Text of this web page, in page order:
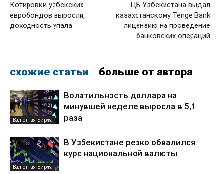
Котировки узбекских
евробондов выросли,
доходность упала
ЦБ Узбекистана выдал
казахстанскому Tenge Bank
лицензию на проведение
банковских операций
схожие статьи больше от автора
Валютная Биржа
Волатильность доллара на
минувшей неделе выросла в 5,1
раза
Валютная Биржа
В Узбекистане резко обвалился
курс национальной валюты